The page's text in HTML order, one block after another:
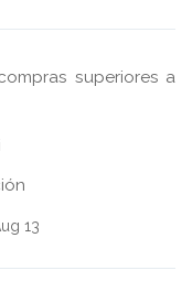
superiores a
13